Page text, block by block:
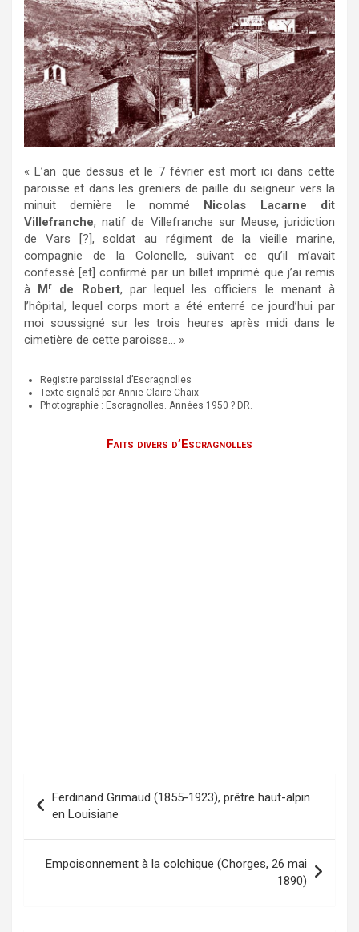
b
o
o
k
t
e
r
l
« L’an que dessus et le 7 février est mort ici dans cette
paroisse et dans les greniers de paille du seigneur vers la
minuit dernière le nommé
Nicolas Lacarne dit
Villefranche, natif de Villefranche sur Meuse, juridiction
de Vars [?], soldat au régiment de la vieille marine,
compagnie de la Colonelle, suivant ce qu’il m’avait
confessé [et] confirmé par un billet imprimé que j’ai remis
à
M r de Robert, par lequel les officiers le menant à
l’hôpital, lequel corps mort a été enterré ce jourd’hui par
moi soussigné sur les trois heures après midi dans le
cimetière de cette paroisse… »
Registre paroissial d’Escragnolles
Texte signalé par Annie-Claire Chaix
Photographie : Escragnolles. Années 1950 ? DR.
Faits divers d’Escragnolles
Navigation
Ferdinand Grimaud (1855-1923), prêtre haut-alpin
en Louisiane
Empoisonnement à la colchique (Chorges, 26 mai
1890)